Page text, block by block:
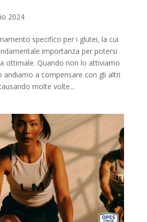
2024
specifico per i glutei, la cui
importanza per potersi
ottimale. Quando non lo attiviamo
a compensare con gli altri
molte volte...